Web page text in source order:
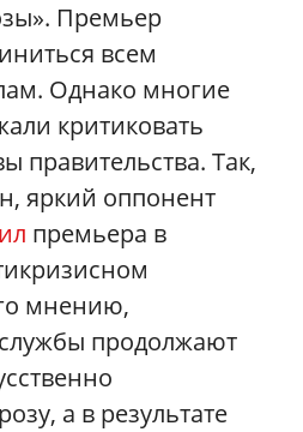
Премьер
всем
Однако многие
критиковать
правительства. Так,
яркий оппонент
премьера в
мнению,
продолжают
а в результате